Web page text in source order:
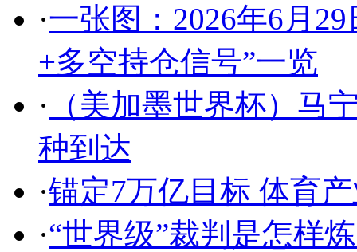
·一张图：2026年6月
+多空持仓信号”一览
· （美加墨世界杯）马
种到达
·锚定7万亿目标 体育
·“世界级”裁判是怎样